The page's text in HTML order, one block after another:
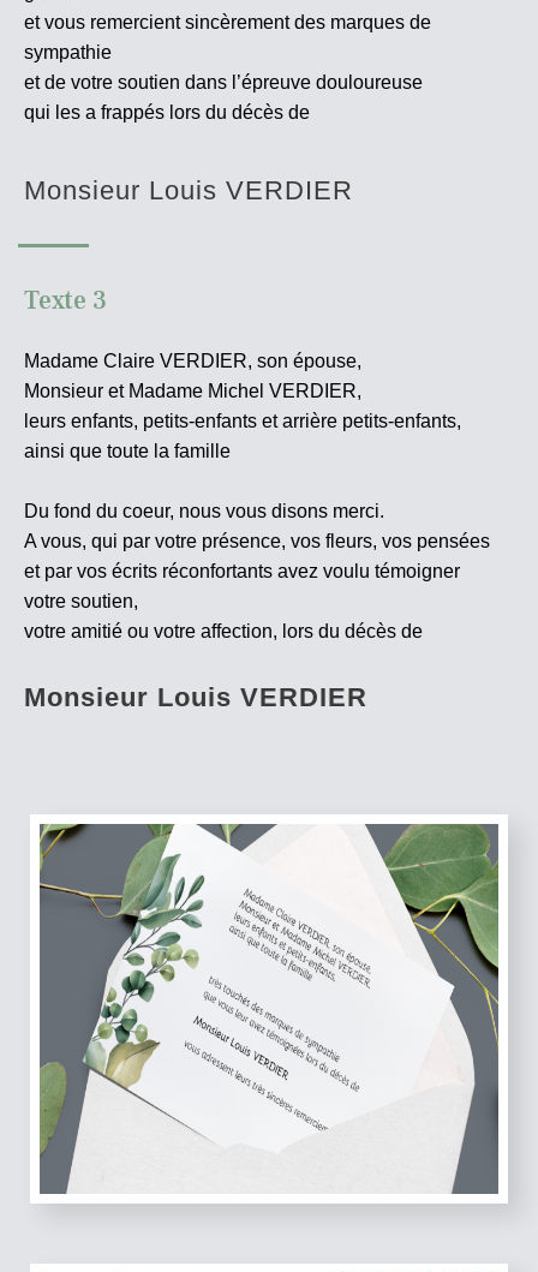
et vous remercient sincèrement des marques de
sympathie
et de votre soutien dans l’épreuve douloureuse
qui les a frappés lors du décès de
Monsieur Louis VERDIER
Texte 3
Madame Claire VERDIER, son épouse,
Monsieur et Madame Michel VERDIER,
leurs enfants, petits-enfants et arrière petits-enfants,
ainsi que toute la famille
Du fond du coeur, nous vous disons merci.
A vous, qui par votre présence, vos fleurs, vos pensées
et par vos écrits réconfortants avez voulu témoigner
votre soutien,
votre amitié ou votre affection, lors du décès de
Monsieur Louis VERDIER